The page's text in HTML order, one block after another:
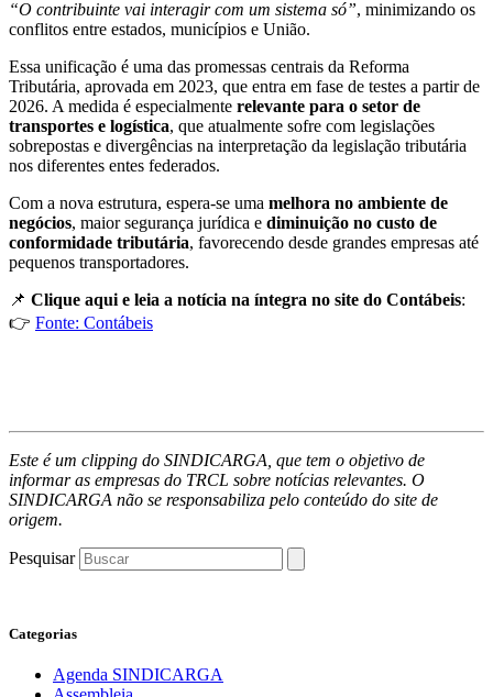
“O contribuinte vai interagir com um sistema só”, minimizando os
conflitos entre estados, municípios e União.
Essa unificação é uma das promessas centrais da Reforma
Tributária, aprovada em 2023, que entra em fase de testes a partir de
2026. A medida é especialmente relevante para o setor de
transportes e logística, que atualmente sofre com legislações
sobrepostas e divergências na interpretação da legislação tributária
nos diferentes entes federados.
Com a nova estrutura, espera-se uma melhora no ambiente de
negócios, maior segurança jurídica e diminuição no custo de
conformidade tributária, favorecendo desde grandes empresas até
pequenos transportadores.
📌 Clique aqui e leia a notícia na íntegra no site do Contábeis:
👉 Fonte: Contábeis
Este é um clipping do SINDICARGA, que tem o objetivo de
informar as empresas do TRCL sobre notícias relevantes. O
SINDICARGA não se responsabiliza pelo conteúdo do site de
origem.
Pesquisar
Categorias
Agenda SINDICARGA